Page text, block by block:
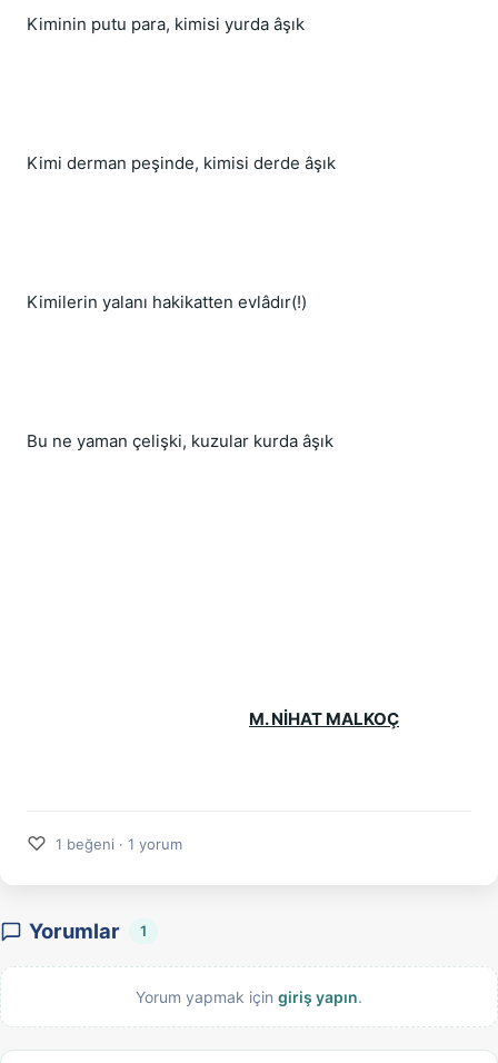
Kiminin putu para, kimisi yurda âşık
Kimi derman peşinde, kimisi derde âşık
Kimilerin yalanı hakikatten evlâdır(!)
Bu ne yaman çelişki, kuzular kurda âşık
M. NİHAT MALKOÇ
♡ 1 beğeni · 1 yorum
Yorumlar 1
Yorum yapmak için giriş yapın.